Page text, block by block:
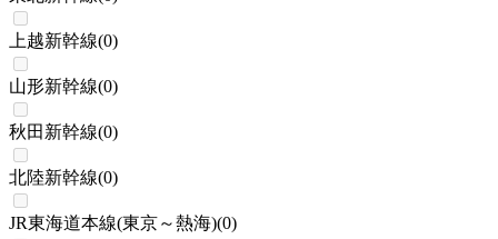
上越新幹線(0)
山形新幹線(0)
秋田新幹線(0)
北陸新幹線(0)
JR東海道本線(東京～熱海)(0)